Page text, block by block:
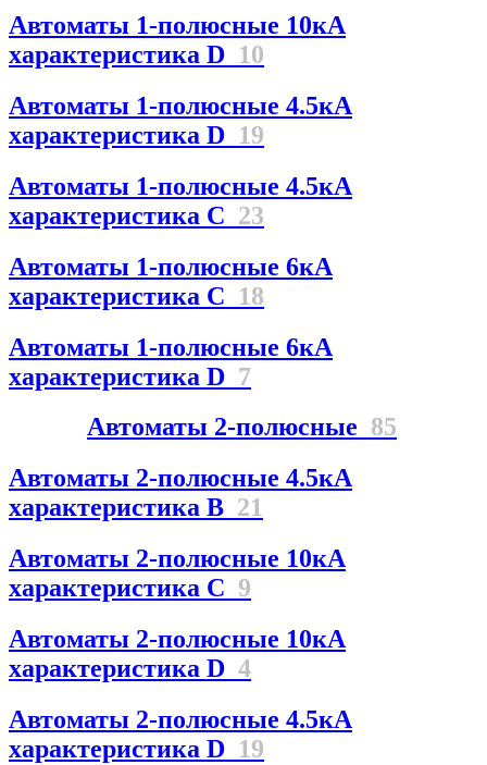
Автоматы 1-полюсные 10кА
характеристика D 10
Автоматы 1-полюсные 4.5кА
характеристика D 19
Автоматы 1-полюсные 4.5кА
характеристика С 23
Автоматы 1-полюсные 6кА
характеристика C 18
Автоматы 1-полюсные 6кА
характеристика D 7
Автоматы 2-полюсные 85
Автоматы 2-полюсные 4.5кА
характеристика В 21
Автоматы 2-полюсные 10кА
характеристика C 9
Автоматы 2-полюсные 10кА
характеристика D 4
Автоматы 2-полюсные 4.5кА
характеристика D 19